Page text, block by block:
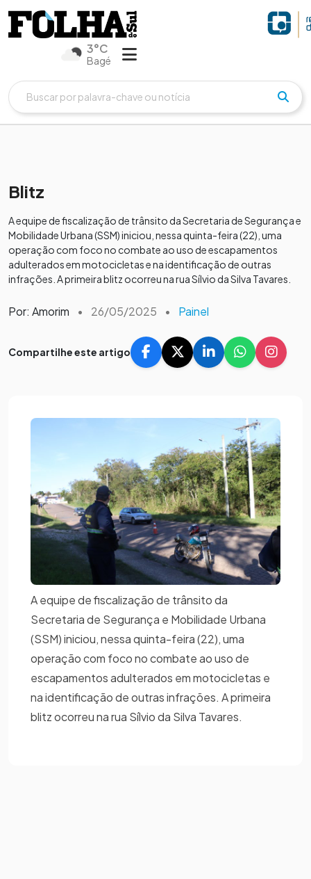
3°C
Bagé
Blitz
A equipe de fiscalização de trânsito da Secretaria de Segurança e
Mobilidade Urbana (SSM) iniciou, nessa quinta-feira (22), uma
operação com foco no combate ao uso de escapamentos
adulterados em motocicletas e na identificação de outras
infrações. A primeira blitz ocorreu na rua Sílvio da Silva Tavares.
Por: Amorim • 26/05/2025 • Painel
Compartilhe este artigo
A equipe de fiscalização de trânsito da
Secretaria de Segurança e Mobilidade Urbana
(SSM) iniciou, nessa quinta-feira (22), uma
operação com foco no combate ao uso de
escapamentos adulterados em motocicletas e
na identificação de outras infrações. A primeira
blitz ocorreu na rua Sílvio da Silva Tavares.